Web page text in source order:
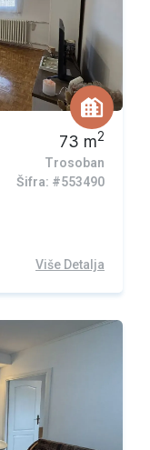
73 m2
Trosoban
Šifra: #553490
Više Detalja